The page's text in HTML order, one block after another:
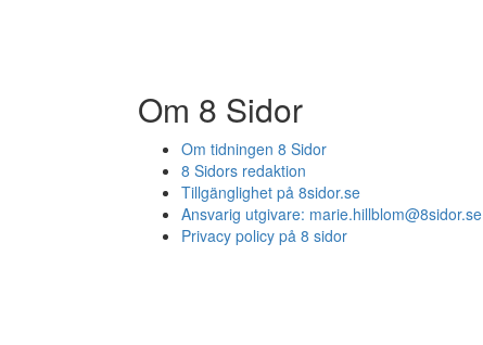
Om 8 Sidor
Om tidningen 8 Sidor
8 Sidors redaktion
Tillgänglighet på 8sidor.se
Ansvarig utgivare: marie.hillblom@8sidor.se
Privacy policy på 8 sidor